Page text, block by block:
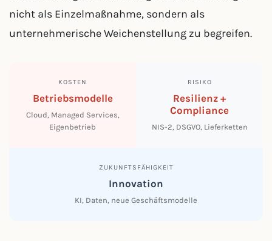
nicht als Einzelmaßnahme, sondern als
unternehmerische Weichenstellung zu begreifen.
KOSTEN
Betriebsmodelle
Cloud, Managed Services,
Eigenbetrieb
RISIKO
Resilienz +
Compliance
NIS-2, DSGVO, Lieferketten
ZUKUNFTSFÄHIGKEIT
Innovation
KI, Daten, neue Geschäftsmodelle